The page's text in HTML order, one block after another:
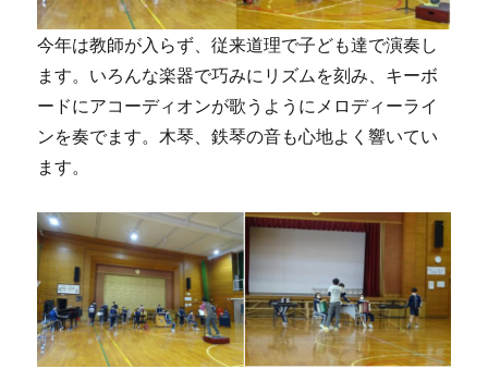
今年は教師が入らず、従来道理で子ども達で演奏し
ます。いろんな楽器で巧みにリズムを刻み、キーボ
ードにアコーディオンが歌うようにメロディーライ
ンを奏でます。木琴、鉄琴の音も心地よく響いてい
ます。